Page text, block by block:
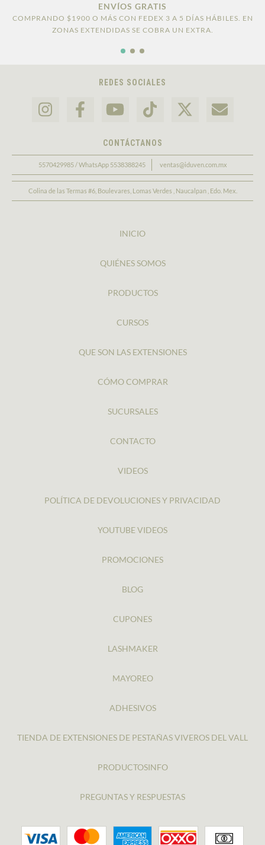
ENVÍOS GRATIS
COMPRANDO $1900 O MÁS CON FEDEX 3 A 5 DÍAS HÁBILES. EN
ZONAS EXTENDIDAS SE COBRA UN EXTRA.
REDES SOCIALES
CONTÁCTANOS
5570429985 / WhatsApp 5538388245 ventas@iduven.com.mx
Colina de las Termas #6, Boulevares, Lomas Verdes , Naucalpan , Edo. Mex.
INICIO
QUIÉNES SOMOS
PRODUCTOS
CURSOS
QUE SON LAS EXTENSIONES
CÓMO COMPRAR
SUCURSALES
CONTACTO
VIDEOS
POLÍTICA DE DEVOLUCIONES Y PRIVACIDAD
YOUTUBE VIDEOS
PROMOCIONES
BLOG
CUPONES
LASHMAKER
MAYOREO
ADHESIVOS
TIENDA DE EXTENSIONES DE PESTAÑAS VIVEROS DEL VALL
PRODUCTOSINFO
PREGUNTAS Y RESPUESTAS